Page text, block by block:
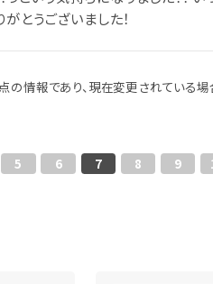
がとうございました！
情報であり、現在変更されている場
5 6 7 8 9